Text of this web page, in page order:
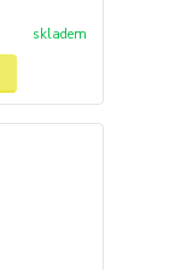
skladem